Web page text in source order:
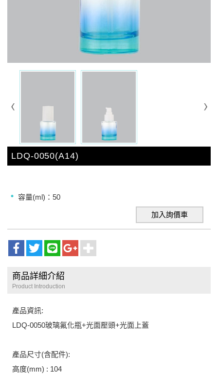
LDQ-0050(A14)
容量(ml)：50
加入詢價車
商品詳細介紹
Product Introduction
產品資訊:
LDQ-0050玻璃氟化瓶+光面壓頭+光面上蓋
產品尺寸(含配件):
高度(mm) : 104